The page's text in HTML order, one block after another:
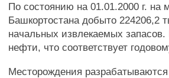
По состоянию на 01.01.2000 г. на
Башкортостана добыто 224206,2
начальных извлекаемых
нефти, что соответствует
Месторождения